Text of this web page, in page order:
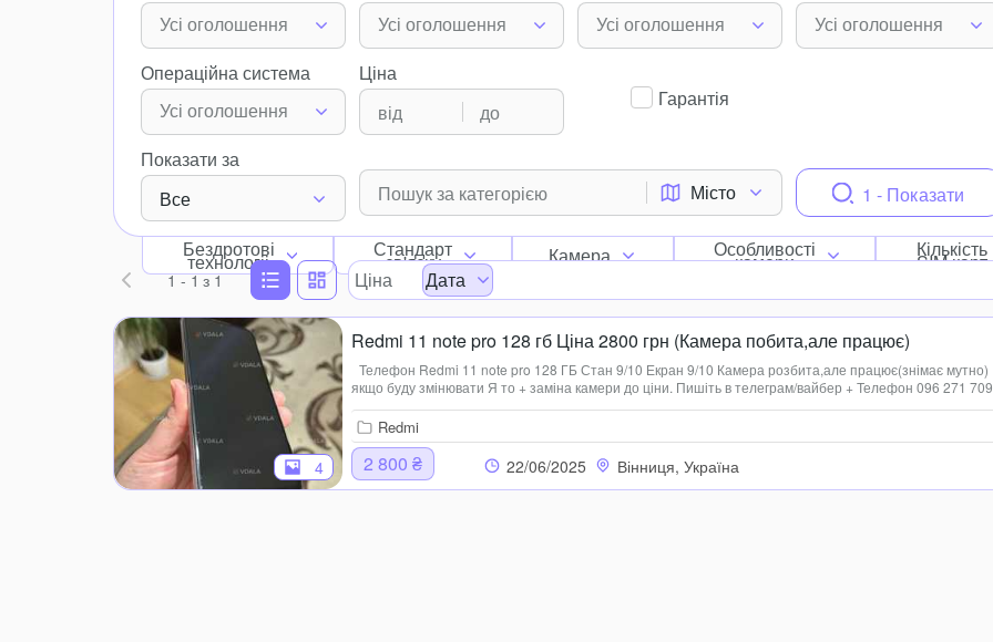
Усі оголошення Усі оголошення Усі оголошення Усі оголошення
Операційна система
Усі оголошення
Ціна
Гарантія
Показати за
Все
Місто 1 - Показати
Бездротові
технологіі
Стандарт
зв'язку Камера Особливості
камери
Кількість
SIM карт
1 - 1з 1 Ціна Дата
4
Redmi 11 note pro 128 гб Ціна 2800 грн (Камера побита,але працює)
Телефон Redmi 11 note pro 128 ГБ Стан 9/10 Екран 9/10 Камера розбита,але працює(знімає мутно)
якщо буду змінювати Я то + заміна камери до ціни. Пишіть в телеграм/вайбер + Телефон 096 271
Або ж інстаграм ledovaaa Телефон продаю,бо купили новий!
Redmi
2 800 ₴ 22/06/2025 Вінниця, Україна